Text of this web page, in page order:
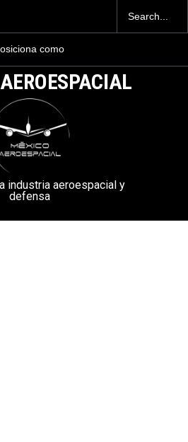
mexicana
México
Mundial 2026 ocurrió
aeropuertos
industria aeroespacial y
defensa